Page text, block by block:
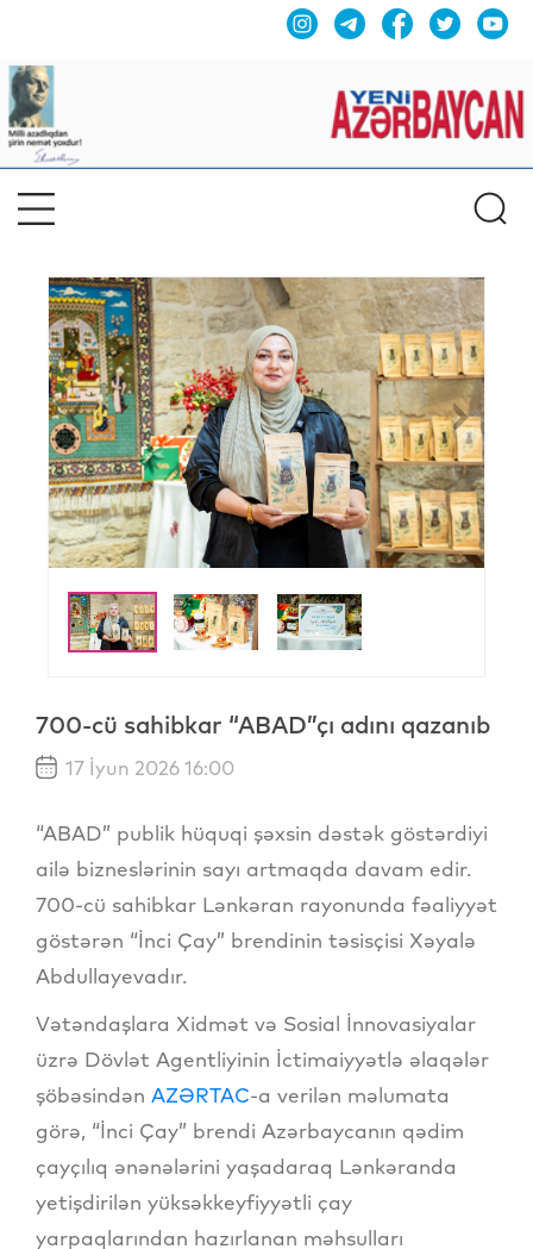
Previous
700-cü sahibkar “ABAD”çı adını qazanıb
17 İyun 2026 16:00
“ABAD” publik hüquqi şəxsin dəstək göstərdiyi
ailə bizneslərinin sayı artmaqda davam edir.
700-cü sahibkar Lənkəran rayonunda fəaliyyət
göstərən “İnci Çay” brendinin təsisçisi Xəyalə
Abdullayevadır.
Vətəndaşlara Xidmət və Sosial İnnovasiyalar
üzrə Dövlət Agentliyinin İctimaiyyətlə əlaqələr
şöbəsindən AZƏRTAC-a verilən məlumata
görə, “İnci Çay” brendi Azərbaycanın qədim
çayçılıq ənənələrini yaşadaraq Lənkəranda
yetişdirilən yüksəkkeyfiyyətli çay
yarpaqlarından hazırlanan məhsulları